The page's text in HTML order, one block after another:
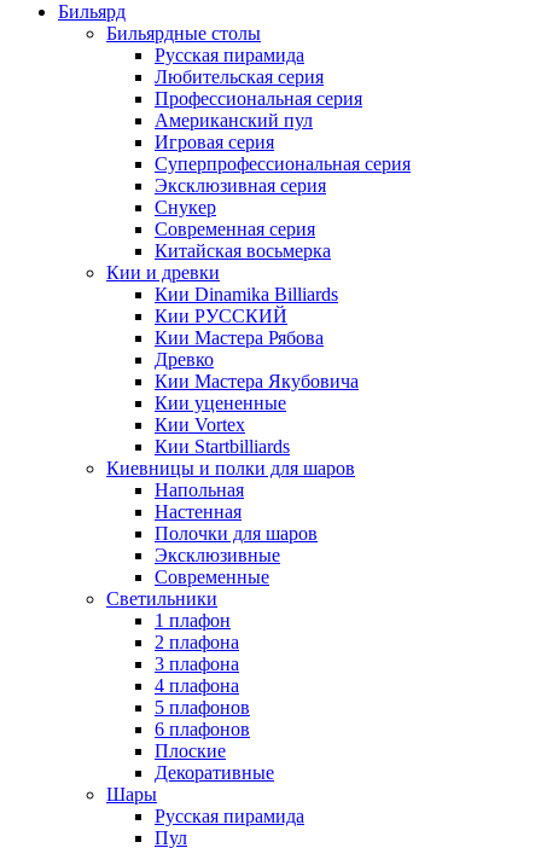
Бильярд
Бильярдные столы
Русская пирамида
Любительская серия
Профессиональная серия
Американский пул
Игровая серия
Суперпрофессиональная серия
Эксклюзивная серия
Снукер
Современная серия
Китайская восьмерка
Кии и древки
Кии Dinamika Billiards
Кии РУССКИЙ
Кии Мастера Рябова
Древко
Кии Мастера Якубовича
Кии уцененные
Кии Vortex
Кии Startbilliards
Киевницы и полки для шаров
Напольная
Настенная
Полочки для шаров
Эксклюзивные
Современные
Светильники
1 плафон
2 плафона
3 плафона
4 плафона
5 плафонов
6 плафонов
Плоские
Декоративные
Шары
Русская пирамида
Пул